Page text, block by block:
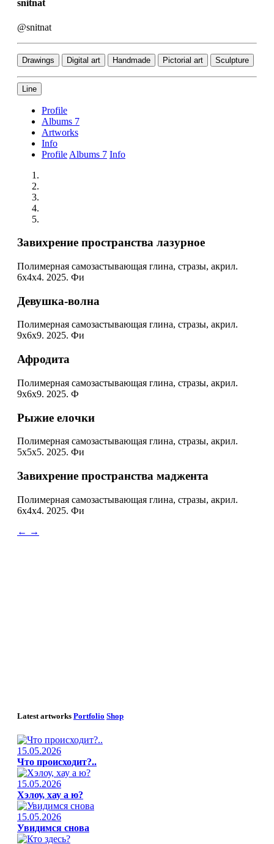
snitnat
@snitnat
Drawings Digital art Handmade Pictorial art Sculpture
Line
Profile
Albums 7
Artworks
Info
Profile Albums 7 Info
Завихрение пространства лазурное
Полимерная самозастывающая глина, стразы, акрил.
6х4х4. 2025. Фи
Девушка-волна
Полимерная самозастывающая глина, стразы, акрил.
9х6х9. 2025. Фи
Афродита
Полимерная самозастывающая глина, стразы, акрил.
9х6х9. 2025. Ф
Рыжие елочки
Полимерная самозастывающая глина, стразы, акрил.
5х5х5. 2025. Фи
Завихрение пространства маджента
Полимерная самозастывающая глина, стразы, акрил.
6х4х4. 2025. Фи
← →
Latest artworks Portfolio Shop
15.05.2026
Что происходит?..
15.05.2026
Хэлоу, хау а ю?
15.05.2026
Увидимся снова